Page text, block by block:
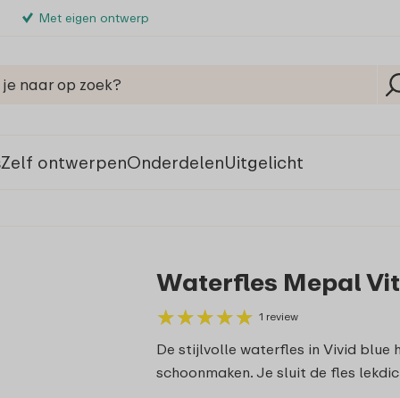
Met eigen ontwerp
Zelf ontwerpenOnderdelenUitgelicht
Waterfles Mepal
★★★★★
★★★★★ 1 review
De stijlvolle waterfles in Vivid blue
schoonmaken. Je sluit de fles